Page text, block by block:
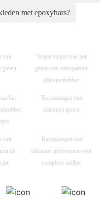
met epoxyhars?
van
gieten
Toepassingen van het
gieten van transparante
siliconenrubber
het
Toepassingen van
siliconen gieten
van
in de
Toepassingen van
siliconen gietvormen voor
complexe mallen